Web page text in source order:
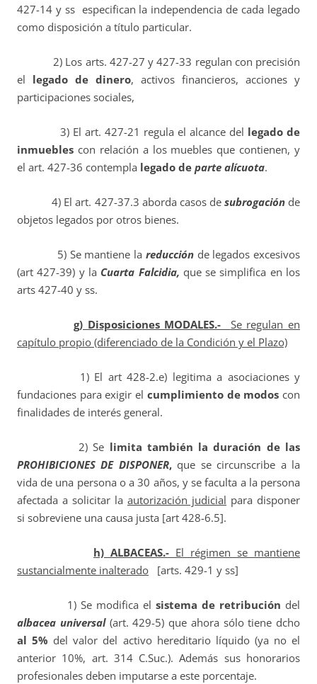
427-14 y ss especifican la independencia de cada legado
como disposición a título particular.
2) Los arts. 427-27 y 427-33 regulan con precisión
el legado de dinero, activos financieros, acciones y
participaciones sociales,
3) El art. 427-21 regula el alcance del legado de
inmuebles con relación a los muebles que contienen, y
el art. 427-36 contempla legado de parte alícuota.
4) El art. 427-37.3 aborda casos de subrogaciónde
objetos legados por otros bienes.
5) Se mantiene la reducciónde legados excesivos
(art 427-39) y la Cuarta Falcidia, que se simplifica en los
arts 427-40 y ss.
g) Disposiciones MODALES.- Se regulan en
capítulo propio (diferenciado de la Condición y el Plazo)
1) El art 428-2.e) legitima a asociaciones y
fundaciones para exigir el cumplimiento de modos con
finalidades de interés general.
2) Se limita también la duración de las
PROHIBICIONES DE DISPONER,que se circunscribe a la
vida de una persona o a 30 años, y se faculta a la persona
afectada a solicitar la autorización judicial para disponer
si sobreviene una causa justa [art 428-6.5].
h) ALBACEAS.- El régimen se mantiene
sustancialmente inalterado [arts. 429-1 y ss]
1) Se modifica elsistema de retribución del
albacea universal(art. 429-5) que ahora sólo tiene dcho
al 5% del valor del activo hereditario líquido (ya no el
anterior 10%, art. 314 C.Suc.). Además sus honorarios
profesionales deben imputarse a este porcentaje.